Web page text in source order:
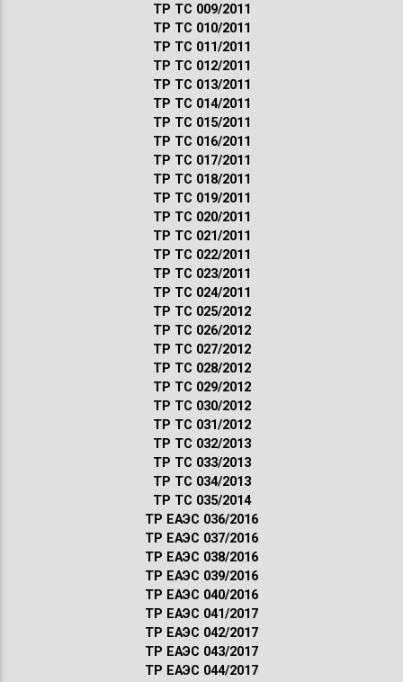
ТР ТС 009/2011
ТР ТС 010/2011
ТР ТС 011/2011
ТР ТС 012/2011
ТР ТС 013/2011
ТР ТС 014/2011
ТР ТС 015/2011
ТР ТС 016/2011
ТР ТС 017/2011
ТР ТС 018/2011
ТР ТС 019/2011
ТР ТС 020/2011
ТР ТС 021/2011
ТР ТС 022/2011
ТР ТС 023/2011
ТР ТС 024/2011
ТР ТС 025/2012
ТР ТС 026/2012
ТР ТС 027/2012
ТР ТС 028/2012
ТР ТС 029/2012
ТР ТС 030/2012
ТР ТС 031/2012
ТР ТС 032/2013
ТР ТС 033/2013
ТР ТС 034/2013
ТР ТС 035/2014
ТР ЕАЭС 036/2016
ТР ЕАЭС 037/2016
ТР ЕАЭС 038/2016
ТР ЕАЭС 039/2016
ТР ЕАЭС 040/2016
ТР ЕАЭС 041/2017
ТР ЕАЭС 042/2017
ТР ЕАЭС 043/2017
ТР ЕАЭС 044/2017